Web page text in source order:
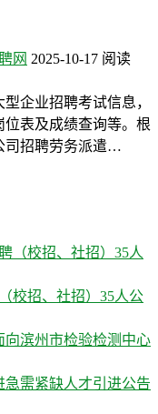
网 2025-10-17 阅读
企业招聘考试信息，
表及成绩查询等。根
司招聘劳务派遣…
校招、社招）35人公
向滨州市检验检测中心
急需紧缺人才引进公告